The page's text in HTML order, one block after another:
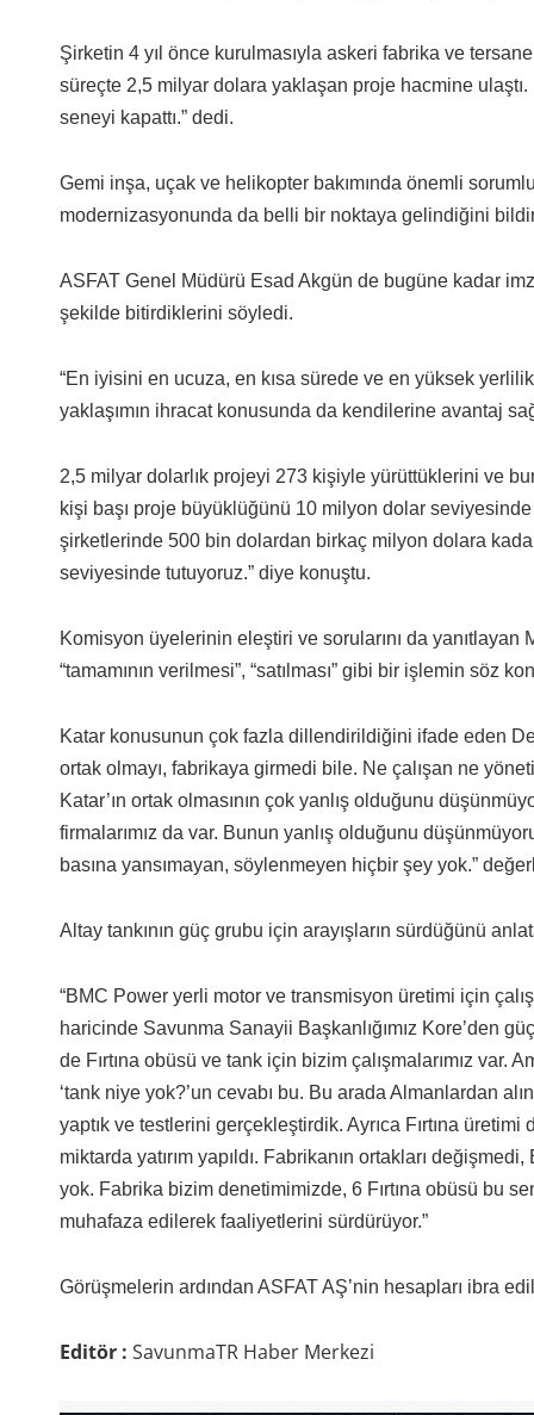
Şirketin 4 yıl önce kurulmasıyla askeri fabrika ve
süreçte 2,5 milyar dolara yaklaşan proje hacmine
seneyi kapattı.” dedi.
Gemi inşa, uçak ve helikopter bakımında önemli
modernizasyonunda da belli bir noktaya gelindiğini
ASFAT Genel Müdürü Esad Akgün de bugüne kadar
şekilde bitirdiklerini söyledi.
“En iyisini en ucuza, en kısa sürede ve en yüksek
yaklaşımın ihracat konusunda da kendilerine avantaj
2,5 milyar dolarlık projeyi 273 kişiyle yürüttüklerini ve
kişi başı proje büyüklüğünü 10 milyon dolar
şirketlerinde 500 bin dolardan birkaç milyon dolara
seviyesinde tutuyoruz.” diye konuştu.
Komisyon üyelerinin eleştiri ve sorularını da yanıtlayan
“tamamının verilmesi”, “satılması” gibi bir işlemin söz
Katar konusunun çok fazla dillendirildiğini ifade eden
ortak olmayı, fabrikaya girmedi bile. Ne çalışan ne
Katar’ın ortak olmasının çok yanlış olduğunu
firmalarımız da var. Bunun yanlış olduğunu
basına yansımayan, söylenmeyen hiçbir şey yok.”
Altay tankının güç grubu için arayışların sürdüğünü
“BMC Power yerli motor ve transmisyon üretimi için
haricinde Savunma Sanayii Başkanlığımız Kore’den
de Fırtına obüsü ve tank için bizim çalışmalarımız var.
‘tank niye yok?’un cevabı bu. Bu arada Almanlardan
yaptık ve testlerini gerçekleştirdik. Ayrıca Fırtına
miktarda yatırım yapıldı. Fabrikanın ortakları
yok. Fabrika bizim denetimimizde, 6 Fırtına obüsü bu
muhafaza edilerek faaliyetlerini sürdürüyor.”
Görüşmelerin ardından ASFAT AŞ’nin hesapları ibra
Editör : SavunmaTR Haber Merkezi